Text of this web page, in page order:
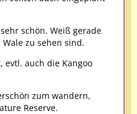
schön. Weiß gerade
zu sehen sind.
evtl. auch die Kangoo
zum wandern,
Reserve.